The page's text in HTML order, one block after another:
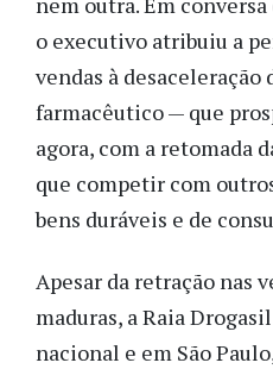
o executivo atribuiu a
vendas à desaceleração
farmacêutico — que
agora, com a retomada
que competir com
bens duráveis e de
Apesar da retração nas
maduras, a Raia
nacional e em São